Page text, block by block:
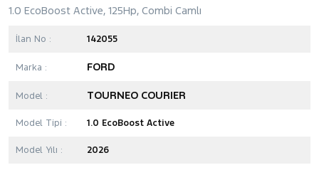
1.0 EcoBoost Active, 125Hp, Combi Camlı
İlan No : 142055
Marka : FORD
Model : TOURNEO COURIER
Model Tipi : 1.0 EcoBoost Active
Model Yılı : 2026